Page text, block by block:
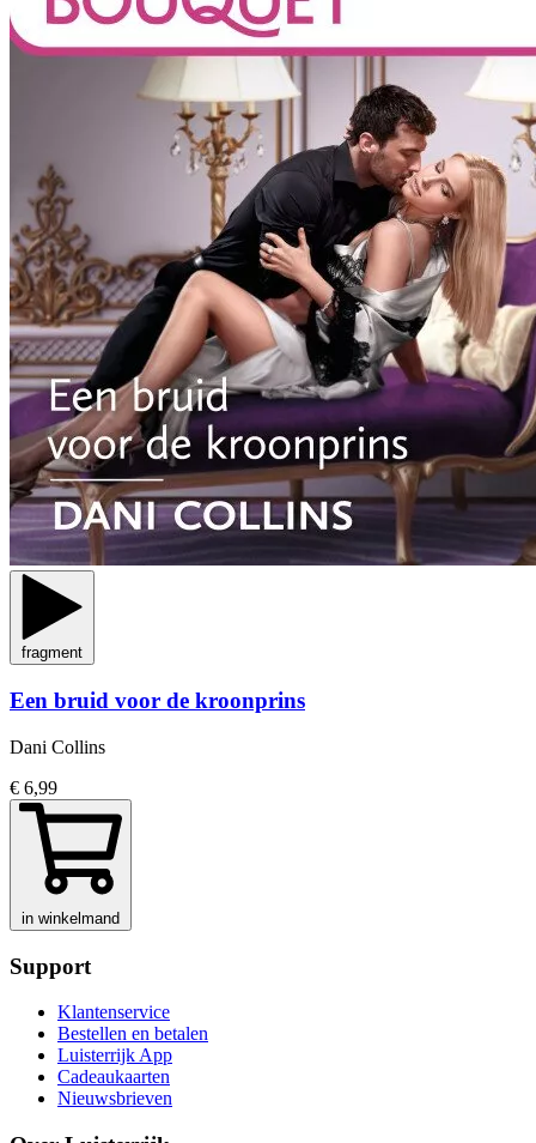
fragment
Een bruid voor de kroonprins
Dani Collins
€ 6,99
in winkelmand
Support
Klantenservice
Bestellen en betalen
Luisterrijk App
Cadeaukaarten
Nieuwsbrieven